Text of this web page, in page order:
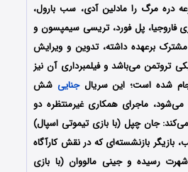
دره مرگ رامادلین آدی، سب بارول،
فاروجیا، پل فورد، تریسی سیمپسون و
برعهده داشته، تدوین و ویرایش
تروتمن می‌باشد و فیلمبرداری آن نیز
شده است؛ این سریالجنایی شش
ماجرای همکاری غیرمنتظره‌ دو
جان چپل (با بازی تیموتی اسپال)
بازنشسته‌ای که در نقش کارآگاه
رسیده و جینی مالووان (با بازی